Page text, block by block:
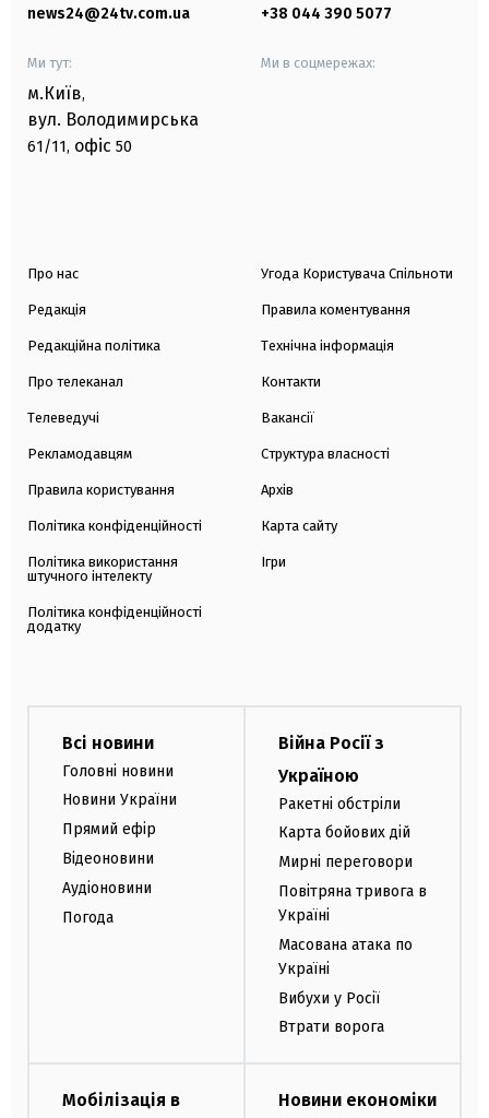
news24@24tv.com.ua +38 044 390 5077
Ми тут:
м.Київ,
вул. Володимирська
61/11, офіс 50
Ми в соцмережах:
Про нас
Редакція
Редакційна політика
Про телеканал
Телеведучі
Рекламодавцям
Правила користування
Політика конфіденційності
Політика використання
штучного інтелекту
Політика конфіденційності
додатку
Угода Користувача Спільноти
Правила коментування
Технічна інформація
Контакти
Вакансії
Структура власності
Архів
Карта сайту
Ігри
Всі новини
Головні новини
Новини України
Прямий ефір
Відеоновини
Аудіоновини
Погода
Війна Росії з
Україною
Ракетні обстріли
Карта бойових дій
Мирні переговори
Повітряна тривога в
Україні
Масована атака по
Україні
Вибухи у Росії
Втрати ворога
Мобілізація в
Новини економіки